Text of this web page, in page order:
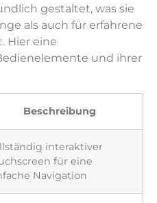
gestaltet, was sie
als auch für erfahrene
Hier eine
und ihrer
Beschreibung
interaktiver
für eine
Navigation